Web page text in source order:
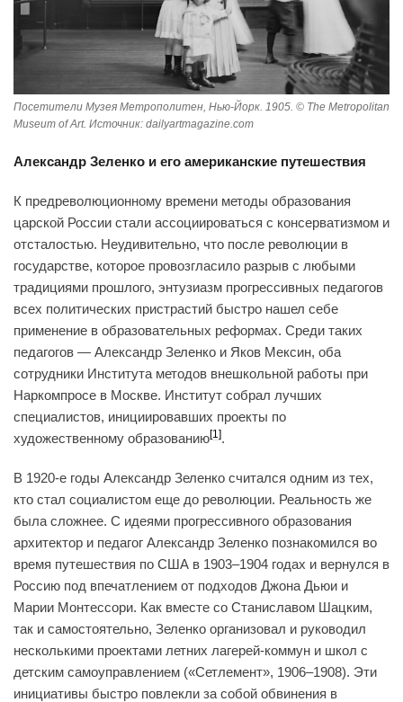
Посетители Музея Метрополитен, Нью-Йорк. 1905. © The Metropolitan
Museum of Art. Источник: dailyartmagazine.com
Александр Зеленко и его американские путешествия
К предреволюционному времени методы образования
царской России стали ассоциироваться с консерватизмом и
отсталостью. Неудивительно, что после революции в
государстве, которое провозгласило разрыв с любыми
традициями прошлого, энтузиазм прогрессивных педагогов
всех политических пристрастий быстро нашел себе
применение в образовательных реформах. Среди таких
педагогов — Александр Зеленко и Яков Мексин, оба
сотрудники Института методов внешкольной работы при
Наркомпросе в Москве. Институт собрал лучших
специалистов, инициировавших проекты по
художественному образованию[1].
В 1920‑е годы Александр Зеленко считался одним из тех,
кто стал социалистом еще до революции. Реальность же
была сложнее. С идеями прогрессивного образования
архитектор и педагог Александр Зеленко познакомился во
время путешествия по США в 1903–1904 годах и вернулся в
Россию под впечатлением от подходов Джона Дьюи и
Марии Монтессори. Как вместе со Станиславом Шацким,
так и самостоятельно, Зеленко организовал и руководил
несколькими проектами летних лагерей-коммун и школ с
детским самоуправлением («Сетлемент», 1906–1908). Эти
инициативы быстро повлекли за собой обвинения в